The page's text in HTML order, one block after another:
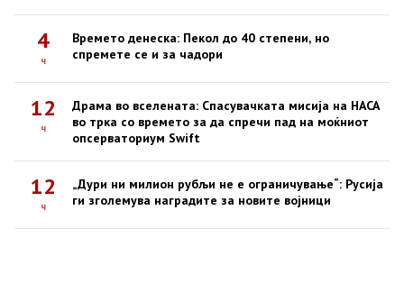
4
ч
Времето денеска: Пекол до 40 степени, но
спремете се и за чадори
12
ч
Драма во вселената: Спасувачката мисија на НАСА
во трка со времето за да спречи пад на моќниот
опсерваториум Swift
12
ч
„Дури ни милион рубљи не е ограничување“: Русија
ги зголемува наградите за новите војници